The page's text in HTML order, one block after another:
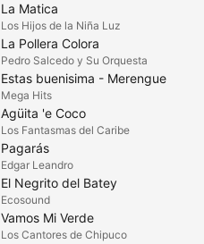
La Matica
Los Hijos de la Niña Luz
La Pollera Colora
Pedro Salcedo y Su Orquesta
Estas buenisima - Merengue
Mega Hits
Agüita 'e Coco
Los Fantasmas del Caribe
Pagarás
Edgar Leandro
El Negrito del Batey
Ecosound
Vamos Mi Verde
Los Cantores de Chipuco